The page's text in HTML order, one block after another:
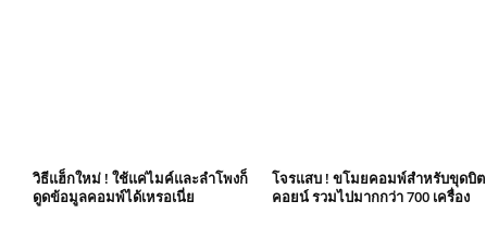
วิธีแฮ็กใหม่ ! ใช้แค่ไมค์และลำโพงก็
ดูดข้อมูลคอมพ์ได้เหรอเนี่ย
โจรแสบ ! ขโมยคอมพ์สำหรับขุดบิต
คอยน์ รวมไปมากกว่า 700 เครื่อง